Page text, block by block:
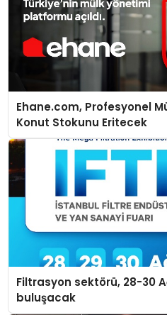
Ehane.com, Profesyonel
Konut Stokunu Eritecek
Filtrasyon sektörü, 28-30
buluşacak